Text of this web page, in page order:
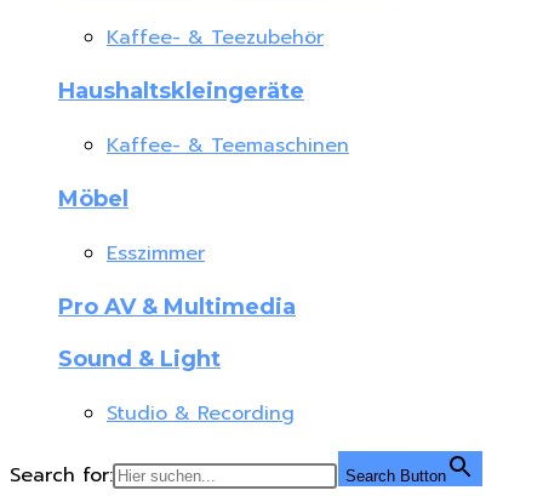
Kaffee- & Teezubehör
Haushaltskleingeräte
Kaffee- & Teemaschinen
Möbel
Esszimmer
Pro AV & Multimedia
Sound & Light
Studio & Recording
Search for: Search Button